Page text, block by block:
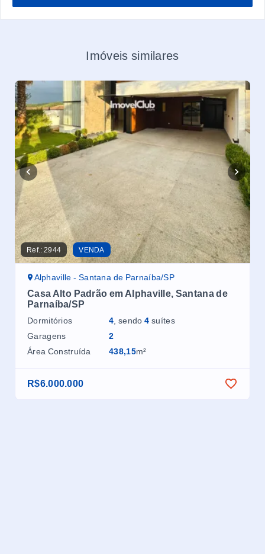
Imóveis similares
Ref.:2944 VENDA
Alphaville - Santana de Parnaíba/SP
Casa Alto Padrão em Alphaville, Santana de
Parnaíba/SP
Dormitórios 4 , sendo4 suítes
Garagens
2
Área Construída
438,15m²
R$6.000.000